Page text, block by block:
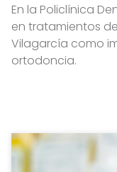
En la Policlínica
en tratamientos
Vilagarcía como
ortodoncia.